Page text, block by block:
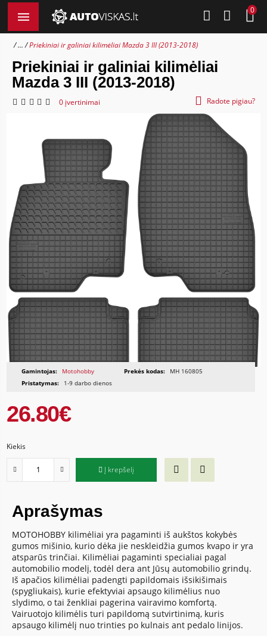
0
... Priekiniai ir galiniai kilimėliai Mazda 3 III (2013-2018)
Priekiniai ir galiniai kilimėliai
Mazda 3 III (2013-2018)
0 įvertinimai Radote pigiau?
Gamintojas: Motohobby Prekės kodas:
MH 160805
Pristatymas:
1-9 darbo dienos
26.80€
Kiekis
Į krepšelį
Aprašymas
MOTOHOBBY kilimėliai yra pagaminti iš aukštos kokybės
gumos mišinio, kurio dėka jie neskleidžia gumos kvapo ir yra
atsparūs trinčiai. Kilimėliai pagaminti specialiai pagal
automobilio modelį, todėl dera ant Jūsų automobilio grindų.
Iš apačios kilimėliai padengti papildomais išsikišimais
(spygliukais), kurie efektyviai apsaugo kilimėlius nuo
slydimo, o tai ženkliai pagerina vairavimo komfortą.
Vairuotojo kilimėlis turi papildomą sutvirtinimą, kuris
apsaugo kilimėlį nuo trinties po kulnais ant pedalo linijos.